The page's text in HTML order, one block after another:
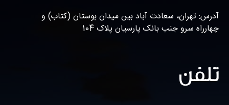
آدرس: تهران، سعادت آباد بین میدان بوستان (کتاب) و
چهارراه سرو جنب بانک پارسیان پلاک 104
تلفن